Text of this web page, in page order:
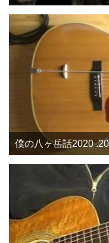
僕の八ヶ岳話2020 .20